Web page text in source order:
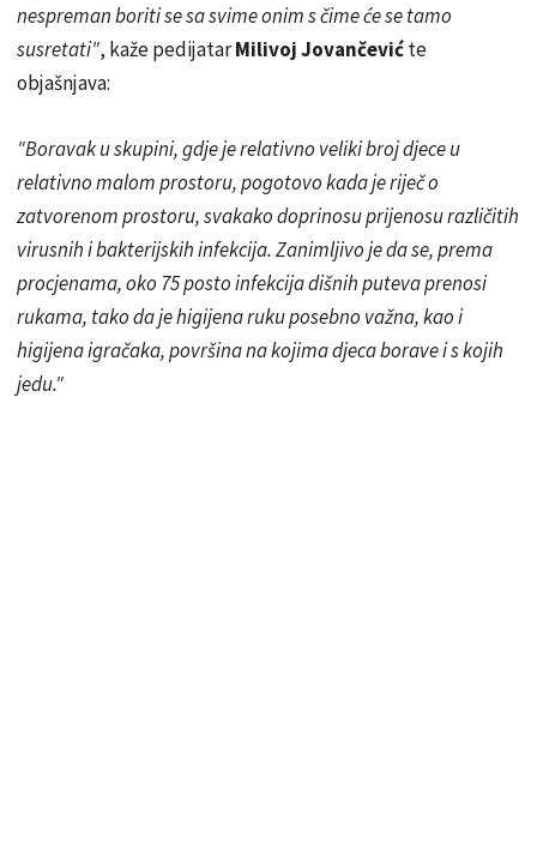
nespreman boriti se sa svime onim s čime će se tamo
susretati", kaže pedijatarMilivoj Jovančevićte
objašnjava:
"Boravak u skupini, gdje je relativno veliki broj djece u
relativno malom prostoru, pogotovo kada je riječ o
zatvorenom prostoru, svakako doprinosu prijenosu različitih
virusnih i bakterijskih infekcija. Zanimljivo je da se, prema
procjenama, oko 75 posto infekcija dišnih puteva prenosi
rukama, tako da je higijena ruku posebno važna, kao i
higijena igračaka, površina na kojima djeca borave i s kojih
jedu."